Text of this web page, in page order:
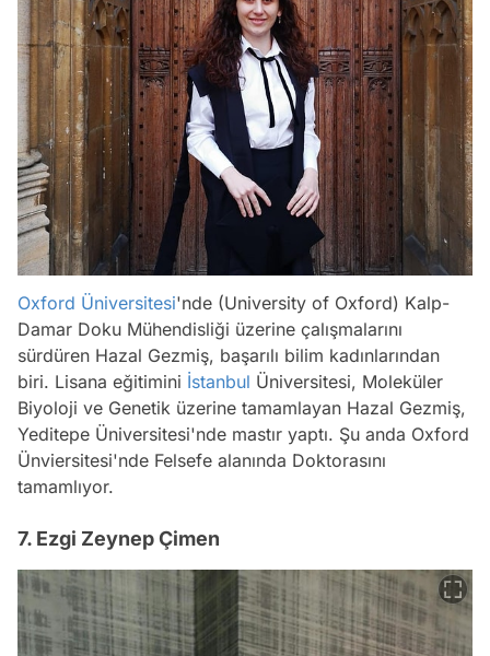
Oxford Üniversitesi'nde (University of Oxford) Kalp-
Damar Doku Mühendisliği üzerine çalışmalarını
sürdüren Hazal Gezmiş, başarılı bilim kadınlarından
biri. Lisana eğitimini İstanbul Üniversitesi, Moleküler
Biyoloji ve Genetik üzerine tamamlayan Hazal Gezmiş,
Yeditepe Üniversitesi'nde mastır yaptı. Şu anda Oxford
Ünviersitesi'nde Felsefe alanında Doktorasını
tamamlıyor.
7. Ezgi Zeynep Çimen